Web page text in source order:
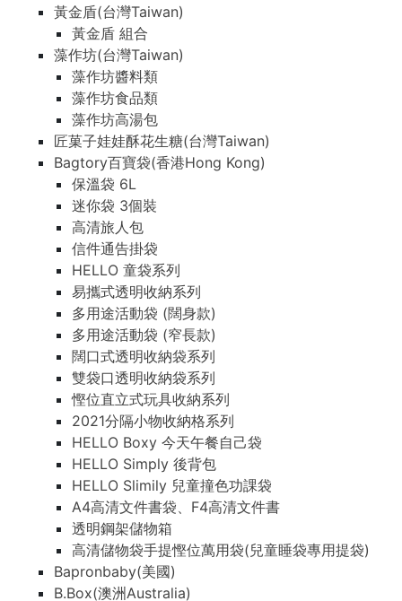
黃金盾(台灣Taiwan)
黃金盾 組合
藻作坊(台灣Taiwan)
藻作坊醬料類
藻作坊食品類
藻作坊高湯包
匠菓子娃娃酥花生糖(台灣Taiwan)
Bagtory百寶袋(香港Hong Kong)
保溫袋 6L
迷你袋 3個裝
高清旅人包
信件通告掛袋
HELLO 童袋系列
易攜式透明收納系列
多用途活動袋 (闊身款)
多用途活動袋 (窄長款)
闊口式透明收納袋系列
雙袋口透明收納袋系列
慳位直立式玩具收納系列
2021分隔小物收納格系列
HELLO Boxy 今天午餐自己袋
HELLO Simply 後背包
HELLO Slimily 兒童撞色功課袋
A4高清文件書袋、F4高清文件書
透明鋼架儲物箱
高清儲物袋手提慳位萬用袋(兒童睡袋專用提袋)
Bapronbaby(美國)
B.Box(澳洲Australia)